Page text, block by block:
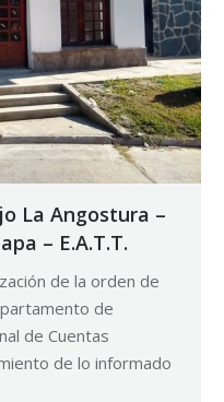
La Angostura –
– E.A.T.T.
de la orden de
de
de Cuentas
de lo informado